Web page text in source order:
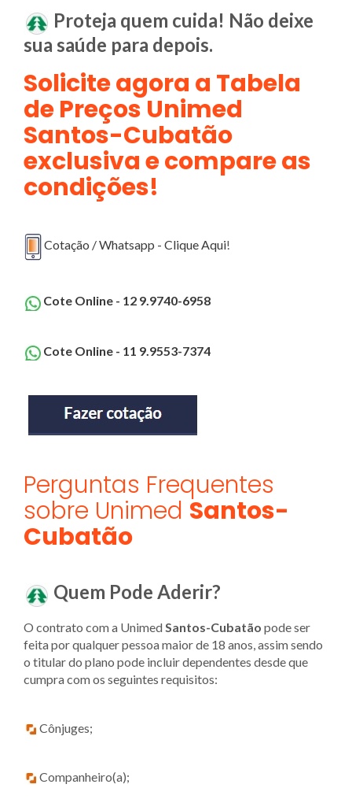
Proteja quem cuida! Não deixe
sua saúde para depois.
Solicite agora a Tabela
de Preços Unimed
Santos-Cubatão
exclusiva e compare as
condições!
Cotação / Whatsapp - Clique Aqui!
Cote Online - 12 9.9740-6958
Cote Online - 11 9.9553-7374
Perguntas Frequentes
sobre Unimed Santos-
Cubatão
Quem Pode Aderir?
O contrato com a Unimed Santos-Cubatão pode ser
feita por qualquer pessoa maior de 18 anos, assim sendo
o titular do plano pode incluir dependentes desde que
cumpra com os seguintes requisitos:
Cônjuges;
Companheiro(a);